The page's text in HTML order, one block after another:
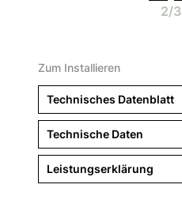
2/3
Zum Installieren
Technisches Datenblatt
Technische Daten
Leistungserklärung